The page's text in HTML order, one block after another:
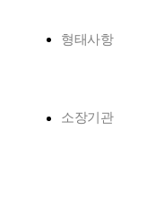
형태사항
소장기관